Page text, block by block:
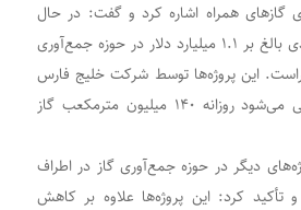
گازهای همراه اشاره کرد و گفت: در حال
حاضر، ۲۶ پروژه با قراردادی بالغ بر ۱.۱ میلیارد دلار در حوزه جمع‌آوری
این پروژه‌ها توسط شرکت خلیج فارس
انجام می‌شود و پیش‌بینی می‌شود روزانه ۱۴۰ میلیون مترمکعب گاز
دیگر در حوزه جمع‌آوری گاز در اطراف
تأکید کرد: این پروژه‌ها علاوه بر کاهش